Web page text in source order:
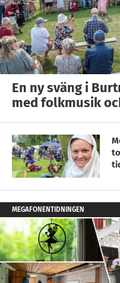
En ny sväng i
med folkmusik
MEGAFONENTIDNINGEN